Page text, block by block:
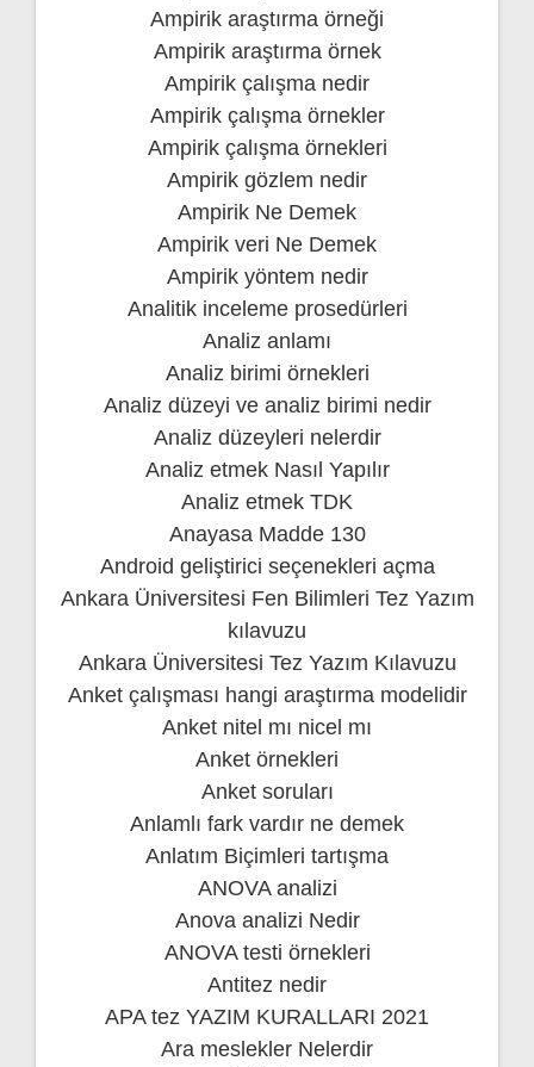
Ampirik araştırma örneği
Ampirik araştırma örnek
Ampirik çalışma nedir
Ampirik çalışma örnekler
Ampirik çalışma örnekleri
Ampirik gözlem nedir
Ampirik Ne Demek
Ampirik veri Ne Demek
Ampirik yöntem nedir
Analitik inceleme prosedürleri
Analiz anlamı
Analiz birimi örnekleri
Analiz düzeyi ve analiz birimi nedir
Analiz düzeyleri nelerdir
Analiz etmek Nasıl Yapılır
Analiz etmek TDK
Anayasa Madde 130
Android geliştirici seçenekleri açma
Ankara Üniversitesi Fen Bilimleri Tez Yazım
kılavuzu
Ankara Üniversitesi Tez Yazım Kılavuzu
Anket çalışması hangi araştırma modelidir
Anket nitel mı nicel mı
Anket örnekleri
Anket soruları
Anlamlı fark vardır ne demek
Anlatım Biçimleri tartışma
ANOVA analizi
Anova analizi Nedir
ANOVA testi örnekleri
Antitez nedir
APA tez YAZIM KURALLARI 2021
Ara meslekler Nelerdir